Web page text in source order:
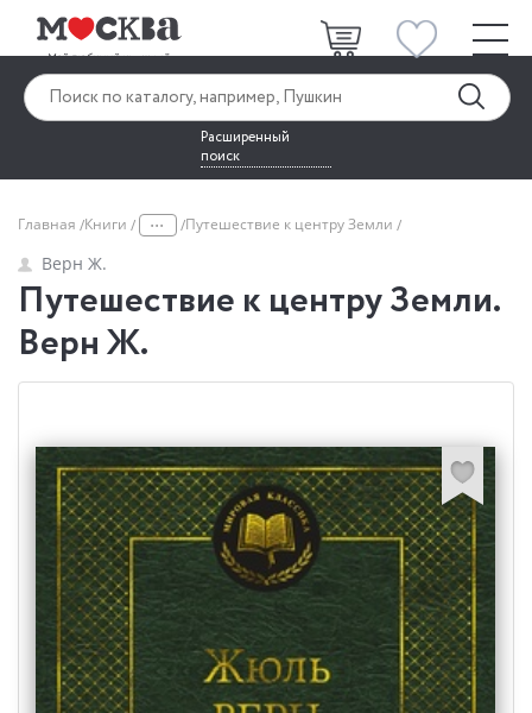
Расширенный
поиск
Главная Книги ... Путешествие к центру Земли
Верн Ж.
Путешествие к центру Земли.
Верн Ж.